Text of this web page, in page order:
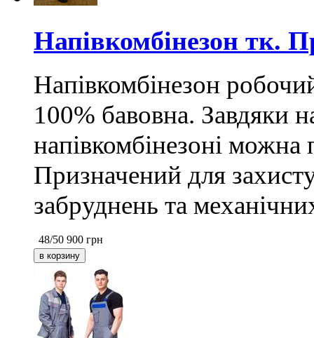
Напівкомбінезон тк.
Напівкомбінезон
100% бавовна. Завдяки
напівкомбінезоні можна
Призначений для
забруднень та
48/50 900 грн